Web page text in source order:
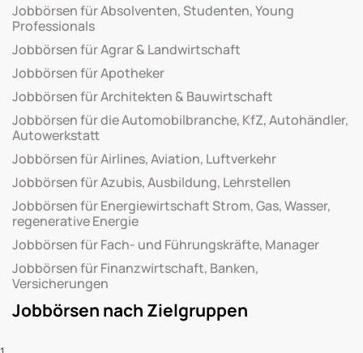
Jobbörsen für Absolventen, Studenten, Young
Professionals
Jobbörsen für Agrar & Landwirtschaft
Jobbörsen für Apotheker
Jobbörsen für Architekten & Bauwirtschaft
Jobbörsen für die Automobilbranche, KfZ, Autohändler,
Autowerkstatt
Jobbörsen für Airlines, Aviation, Luftverkehr
Jobbörsen für Azubis, Ausbildung, Lehrstellen
Jobbörsen für Energiewirtschaft Strom, Gas, Wasser,
regenerative Energie
Jobbörsen für Fach- und Führungskräfte, Manager
Jobbörsen für Finanzwirtschaft, Banken,
Versicherungen
Jobbörsen nach Zielgruppen